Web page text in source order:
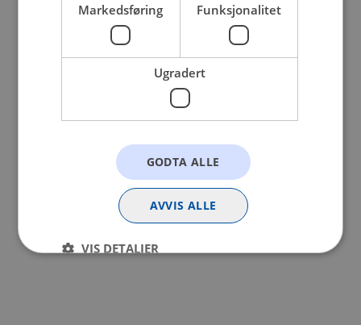
Markedsføring Funksjonalitet
Ugradert
GODTA ALLE
AVVIS ALLE
VIS DETALJER